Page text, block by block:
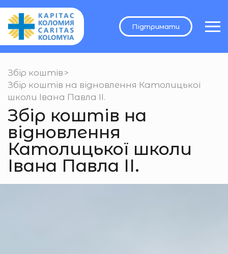
Підтримати
Збір коштів >
Збір коштів на відновлення Католицької
школи Івана Павла ІІ.
Збір коштів на
відновлення
Католицької школи
Івана Павла ІІ.